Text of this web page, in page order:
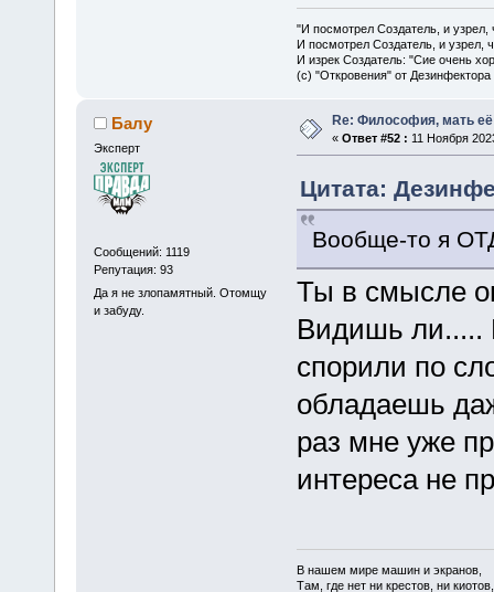
"И посмотрел Создатель, и
И посмотрел Создатель, и узрел,
И изрек Создатель: "Сие очень
(с) "Откровения" от Дезинфектора
Балу
Эксперт
Сообщений: 1119
Репутация: 93
Да я не злопамятный. Отомщу
и забуду.
Re: Философия, мать её
« Ответ #52 : 11 Ноября
Цитата:
Вообще-то я
Ты в смысле
Видишь ли.....
спорили по
обладаешь
раз мне уже
интереса не
В нашем мире машин и экранов,
Там, где нет ни крестов, ни киотов,